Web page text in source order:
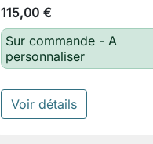
115,00 €
Sur commande - A
personnaliser
Voir détails